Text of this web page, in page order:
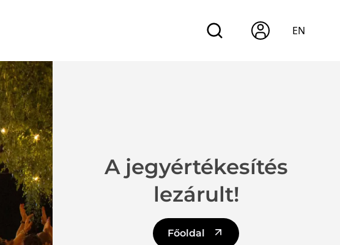
EN
A jegyértékesítés
lezárult!
Főoldal